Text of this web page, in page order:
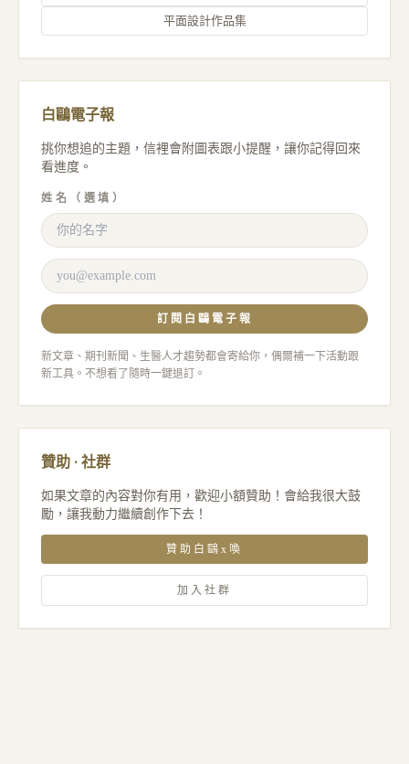
平面設計作品集
白鷗電子報
挑你想追的主題，信裡會附圖表跟小提醒，讓你記得回來
看進度。
姓名（選填）
訂閱白鷗電子報
新文章、期刊新聞、生醫人才趨勢都會寄給你，偶爾補一下活動跟
新工具。不想看了隨時一鍵退訂。
贊助 · 社群
如果文章的內容對你有用，歡迎小額贊助！會給我很大鼓
勵，讓我動力繼續創作下去！
贊助白鷗x喚
加入社群